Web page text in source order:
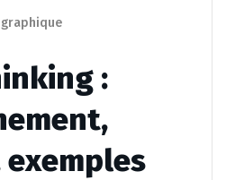
graphique
: